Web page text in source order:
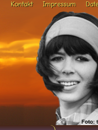
Kontakt Impressum